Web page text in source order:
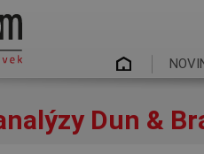
Hlavní
Dun &